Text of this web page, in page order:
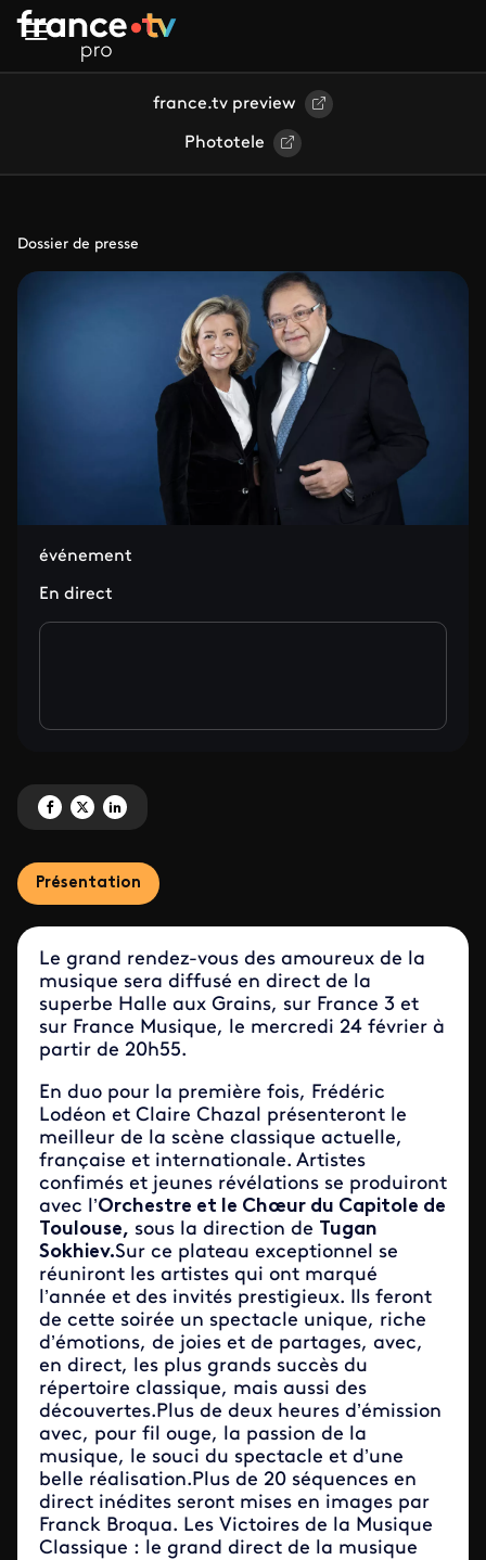
Aller au contenu principal
france.tv preview
Phototele
Dossier de presse
événement
En direct
Partagez '[node:field_titre_bandeau:value]' sur Facebook
Partagez '[node:field_titre_bandeau:value]' sur X
Partagez '[node:field_titre_bandeau:value]' sur LinkedIn
Présentation
Le grand rendez-vous des amoureux de la
musique sera diffusé en direct de la
superbe Halle aux Grains, sur France 3 et
sur France Musique, le mercredi 24 février à
partir de 20h55.
En duo pour la première fois, Frédéric
Lodéon et Claire Chazal présenteront le
meilleur de la scène classique actuelle,
française et internationale. Artistes
confimés et jeunes révélations se produiront
avec l’Orchestre et le Chœur du Capitole de
Toulouse, sous la direction de Tugan
Sokhiev.Sur ce plateau exceptionnel se
réuniront les artistes qui ont marqué
l’année et des invités prestigieux. Ils feront
de cette soirée un spectacle unique, riche
d’émotions, de joies et de partages, avec,
en direct, les plus grands succès du
répertoire classique, mais aussi des
découvertes.Plus de deux heures d’émission
avec, pour fil ouge, la passion de la
musique, le souci du spectacle et d’une
belle réalisation.Plus de 20 séquences en
direct inédites seront mises en images par
Franck Broqua. Les Victoires de la Musique
Classique : le grand direct de la musique